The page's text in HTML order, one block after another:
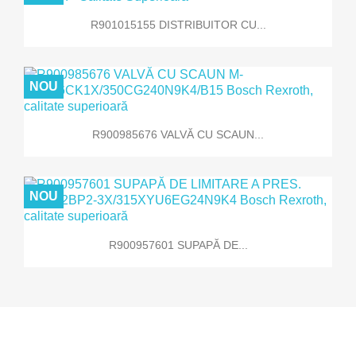
R901015155 DISTRIBUITOR CU...
R900985676 VALVĂ CU SCAUN...
NOU
R900957601 SUPAPĂ DE...
NOU